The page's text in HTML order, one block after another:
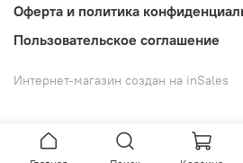
Оферта и политика
Пользовательское соглашение
Интернет-магазин создан на inSales